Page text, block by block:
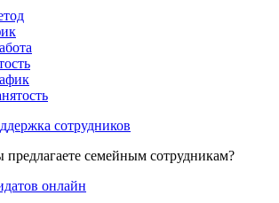
сотрудников
предлагаете семейным сотрудникам?
онлайн